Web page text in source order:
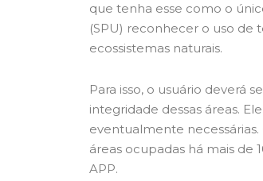
que tenha esse como o
(SPU) reconhecer o uso de
ecossistemas naturais.
Para isso, o usuário
integridade dessas áreas.
eventualmente
áreas ocupadas há mais de
APP.